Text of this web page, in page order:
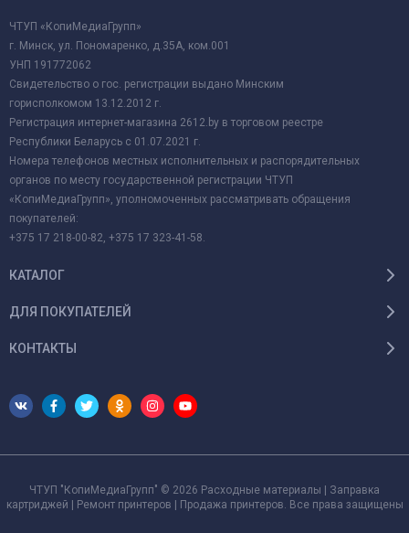
ЧТУП «КопиМедиаГрупп»
г. Минск, ул. Пономаренко, д.35А, ком.001
УНП 191772062
Свидетельство о гос. регистрации выдано Минским
горисполкомом 13.12.2012 г.
Регистрация интернет-магазина 2612.by в торговом реестре
Республики Беларусь с 01.07.2021 г.
Номера телефонов местных исполнительных и распорядительных
органов по месту государственной регистрации ЧТУП
«КопиМедиаГрупп», уполномоченных рассматривать обращения
покупателей:
+375 17 218-00-82, +375 17 323-41-58.
КАТАЛОГ
ДЛЯ ПОКУПАТЕЛЕЙ
КОНТАКТЫ
ЧТУП "КопиМедиаГрупп" © 2026 Расходные материалы | Заправка
картриджей | Ремонт принтеров | Продажа принтеров. Все права защищены